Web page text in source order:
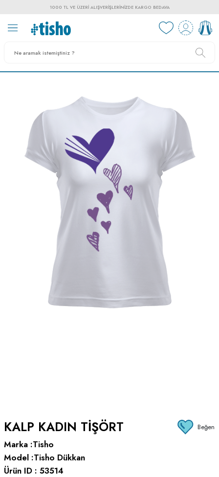
1000 TL VE ÜZERI ALIŞVERIŞLERINIZDE KARGO BEDAVA
KALP KADIN TIŞÖRT Beğen
Marka :Tisho
Model :Tisho Dükkan
Ürün ID : 53514